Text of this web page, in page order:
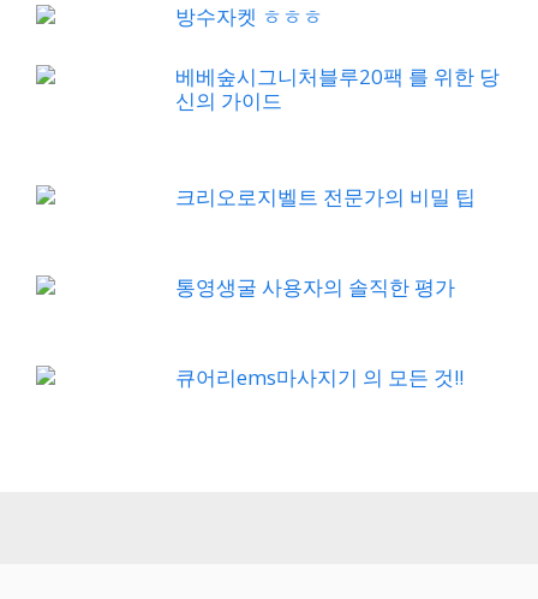
방수자켓 ㅎㅎㅎ
베베숲시그니처블루20팩 를 위한 당
신의 가이드
크리오로지벨트 전문가의 비밀 팁
통영생굴 사용자의 솔직한 평가
큐어리ems마사지기 의 모든 것!!